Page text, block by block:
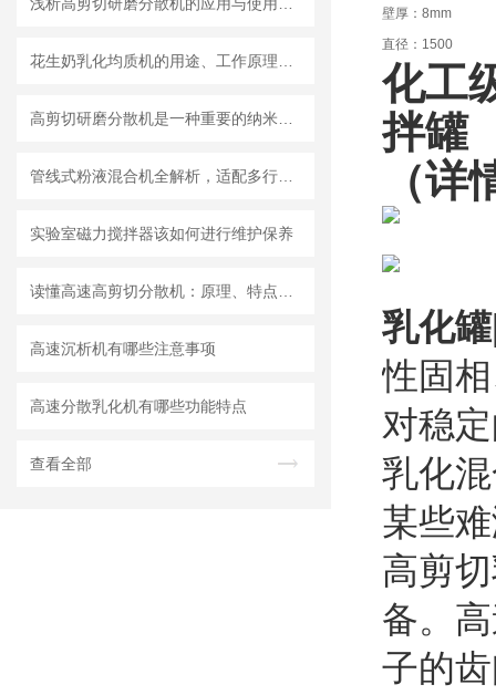
实验室磁力搅拌器该如何进行维护保养
高速沉析机有哪些注意事项
高速分散乳化机有哪些功能特点
查看全部
壁厚：8mm
直径：1500
化工
拌罐
（
乳化
性固
对稳
乳化
某些
高剪
备。
子的